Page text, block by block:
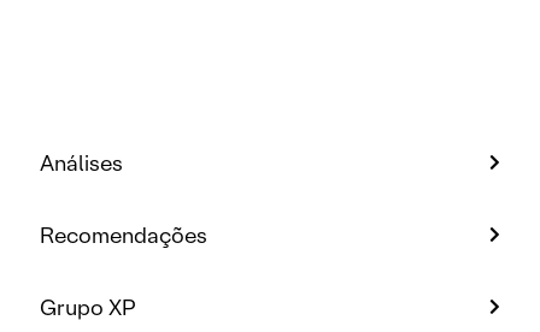
Análises
Recomendações
Grupo XP